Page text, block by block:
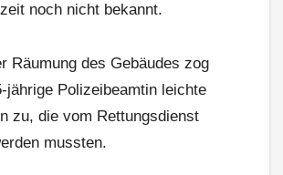
noch nicht bekannt.
Räumung des Gebäudes zog
jährige Polizeibeamtin leichte
zu, die vom Rettungsdienst
mussten.